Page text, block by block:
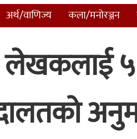
अर्थ/वाणिज्य कला/मनोरञ्जन
५